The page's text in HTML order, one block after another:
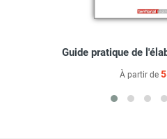
Guide pratique de
À partir de